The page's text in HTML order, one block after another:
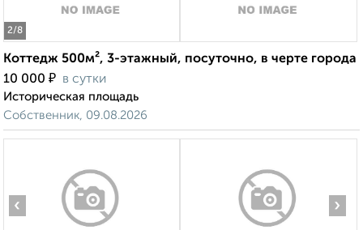
2/8
Коттедж 500м², 3-этажный, посуточно, в черте города
10 000 ₽ в сутки
Историческая площадь
Собственник, 09.08.2026
‹ ›